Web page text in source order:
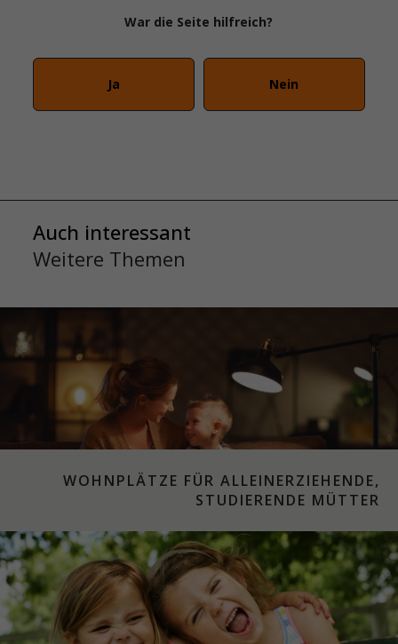
War die Seite hilfreich?
Ja Nein
Auch interessant
Weitere Themen
WOHNPLÄTZE FÜR ALLEINERZIEHENDE,
STUDIERENDE MÜTTER